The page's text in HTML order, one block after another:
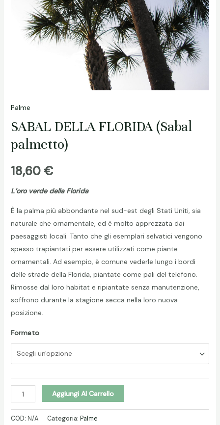
Palme
SABAL DELLA FLORIDA (Sabal
palmetto)
18,60 €
L’oro verde della Florida
È la palma più abbondante nel sud-est degli Stati Uniti, sia
naturale che ornamentale, ed è molto apprezzata dai
paesaggisti locali. Tanto che gli esemplari selvatici vengono
spesso trapiantati per essere utilizzati come piante
ornamentali. Ad esempio, è comune vederle lungo i bordi
delle strade della Florida, piantate come pali del telefono.
Rimosse dal loro habitat e ripiantate senza manutenzione,
soffrono durante la stagione secca nella loro nuova
posizione.
Formato
SABAL
DELLA
FLORIDA
Aggiungi Al Carrello
COD: N/A Categoria: Palme